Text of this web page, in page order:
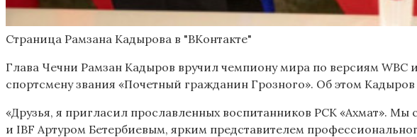
Страница Рамзана Кадырова в "ВКонтакте"
Глава Чечни Рамзан Кадыров вручил чемпиону мира по версиям
спортсмену звания «Почетный гражданин Грозного». Об этом
«Друзья, я пригласил прославленных воспитанников РСК «Ахмат».
и IBF Артуром Бетербиевым, ярким представителем